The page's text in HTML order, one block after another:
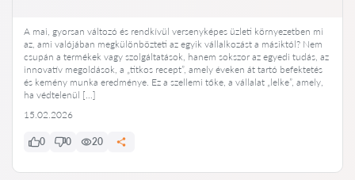
A mai, gyorsan változó és rendkívül versenyképes üzleti környezetben mi
az, ami valójában megkülönbözteti az egyik vállalkozást a másiktól? Nem
csupán a termékek vagy szolgáltatások, hanem sokszor az egyedi tudás, az
innovatív megoldások, a „titkos recept”, amely éveken át tartó befektetés
és kemény munka eredménye. Ez a szellemi tőke, a vállalat „lelke”, amely,
ha védtelenül […]
15.02.2026
0 0 20